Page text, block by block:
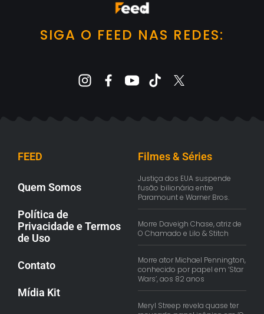
SIGA O FEED NAS REDES:
FEED
Quem Somos
Política de
Privacidade e Termos
de Uso
Contato
Mídia Kit
Filmes & Séries
Justiça dos EUA suspende
fusão bilionária entre
Paramount e Warner Bros.
Morre Daveigh Chase, atriz de
O Chamado e Lilo & Stitch
Morre ator Michael Pennington,
conhecido por papel em ‘Star
Wars’, aos 82 anos
Meryl Streep revela quase ter